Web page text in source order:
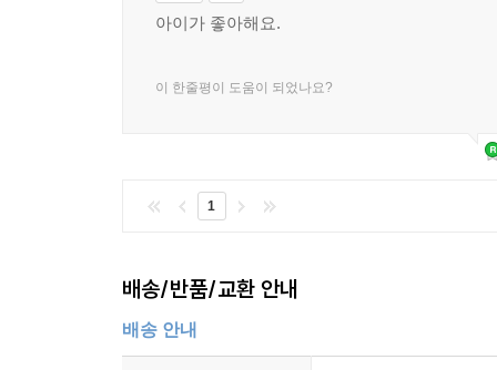
아이가 좋아해요.
이 한줄평이 도움이 되었나요?
1
배송/반품/교환 안내
배송 안내